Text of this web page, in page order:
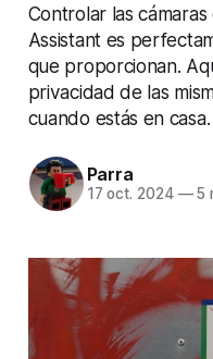
Controlar las
Assistant es
que proporcionan.
privacidad de las
cuando estás en casa.
Parra
17 oct. 2024 —5